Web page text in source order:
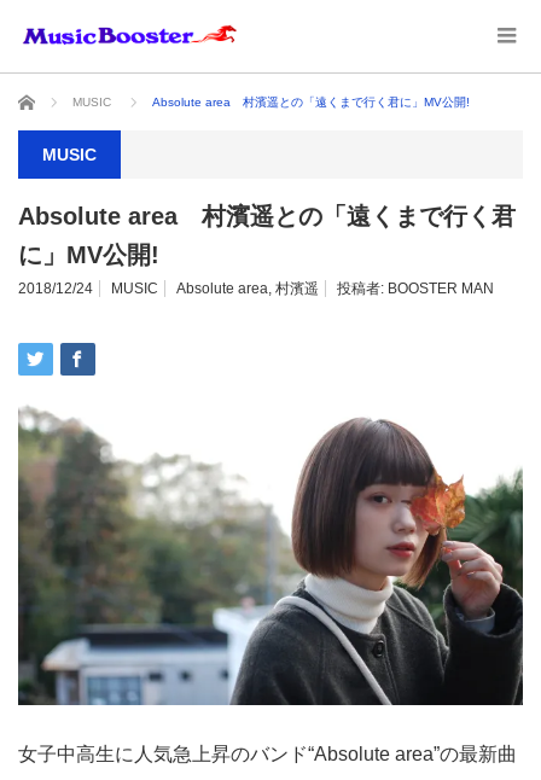
ホーム MUSIC Absolute area 村濱遥との「遠くまで行く君に」MV公開!
MUSIC
Absolute area 村濱遥との「遠くまで行く君
に」MV公開!
2018/12/24 MUSIC Absolute area, 村濱遥 投稿者: BOOSTER MAN
女子中高生に人気急上昇のバンド“Absolute area”の最新曲